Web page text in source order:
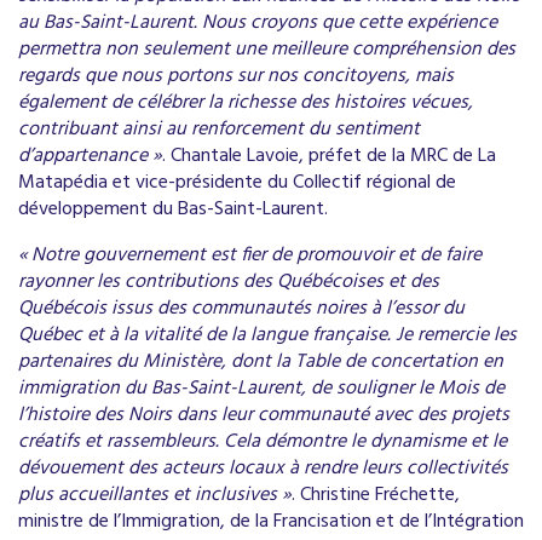
au Bas-Saint-Laurent. Nous croyons que cette expérience
permettra non seulement une meilleure compréhension des
regards que nous portons sur nos concitoyens, mais
également de célébrer la richesse des histoires vécues,
contribuant ainsi au renforcement du sentiment
d’appartenance ». Chantale Lavoie, préfet de la MRC de La
Matapédia et vice-présidente du Collectif régional de
développement du Bas-Saint-Laurent.
« Notre gouvernement est fier de promouvoir et de faire
rayonner les contributions des Québécoises et des
Québécois issus des communautés noires à l’essor du
Québec et à la vitalité de la langue française. Je remercie les
partenaires du Ministère, dont la Table de concertation en
immigration du Bas-Saint-Laurent, de souligner le Mois de
l’histoire des Noirs dans leur communauté avec des projets
créatifs et rassembleurs. Cela démontre le dynamisme et le
dévouement des acteurs locaux à rendre leurs collectivités
plus accueillantes et inclusives ». Christine Fréchette,
ministre de l’Immigration, de la Francisation et de l’Intégration